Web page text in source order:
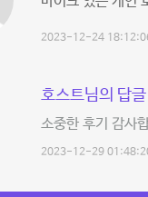
2023-12-24
호스트님의 답글
소중한 후기 감사
2023-12-29